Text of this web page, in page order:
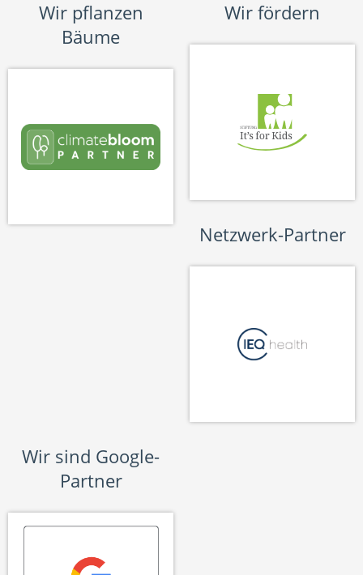
Wir pflanzen
Bäume
Wir fördern
Netzwerk-Partner
Wir sind Google-
Partner